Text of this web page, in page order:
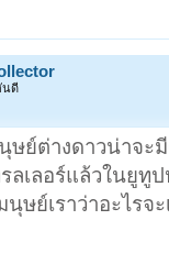
นดี
ษย์ต่างดาวน่าจะ
ลเลอร์แล้วในยูทู
นุษย์เราว่าอะไรจ